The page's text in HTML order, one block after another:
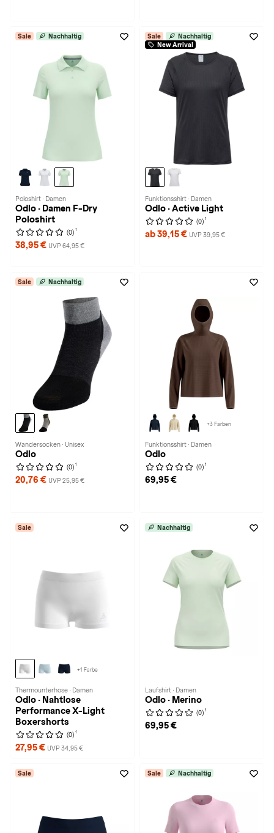
Sale Nachhaltig
Poloshirt · Damen
Odlo · Damen F-Dry
Poloshirt
(0) 1
38,95 € UVP 64,95 €
Sale
Nachhaltig
New Arrival
Funktionsshirt · Damen
Odlo · Active Light
(0) 1
ab 39,15 € UVP 39,95 €
Sale Nachhaltig
Wandersocken · Unisex
Odlo
(0) 1
20,76 € UVP 25,95 €
+3 Farben
Funktionsshirt · Damen
Odlo
(0) 1
69,95 €
Sale
+1 Farbe
Thermounterhose · Damen
Odlo · Nahtlose
Performance X-Light
Boxershorts
(0) 1
27,95 € UVP 34,95 €
Nachhaltig
Laufshirt · Damen
Odlo · Merino
(0) 1
69,95 €
Sale Sale Nachhaltig